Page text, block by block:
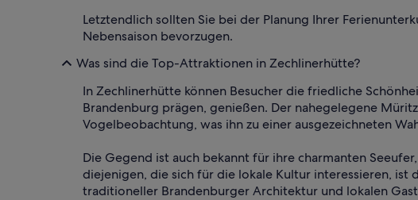
Letztendlich sollten Sie bei der Planung Ihrer
Nebensaison bevorzugen.
Was sind die Top-Attraktionen in Zechlinerhütte?
In Zechlinerhütte können Besucher die friedliche
Brandenburg prägen, genießen. Der nahegelegene
Vogelbeobachtung, was ihn zu einer ausgezeichneten
Die Gegend ist auch bekannt für ihre charmanten
diejenigen, die sich für die lokale Kultur interessieren,
traditioneller Brandenburger Architektur und lokalen